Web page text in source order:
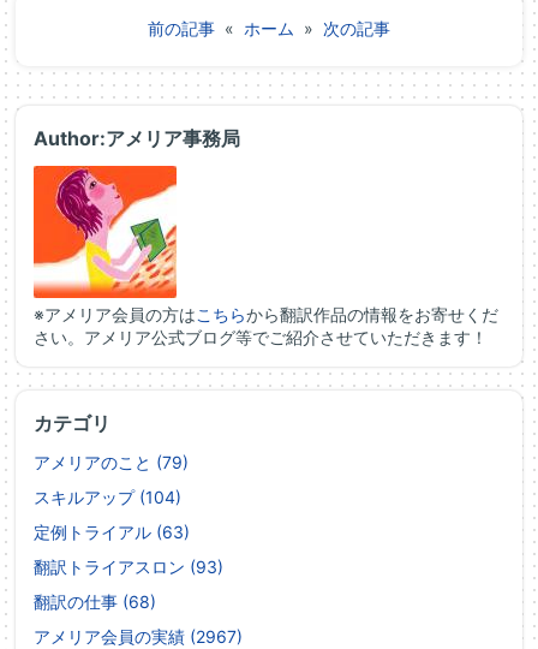
前の記事 « ホーム » 次の記事
Author:アメリア事務局
※アメリア会員の方はこちらから翻訳作品の情報をお寄せくだ
さい。アメリア公式ブログ等でご紹介させていただきます！
カテゴリ
アメリアのこと (79)
スキルアップ (104)
定例トライアル (63)
翻訳トライアスロン (93)
翻訳の仕事 (68)
アメリア会員の実績 (2967)